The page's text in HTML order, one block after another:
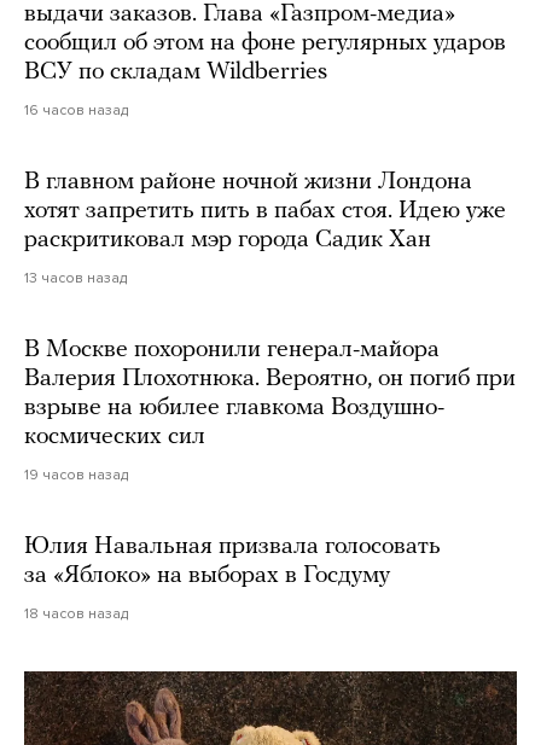
выдачи заказов. Глава «Газпром-медиа»
сообщил об этом на фоне регулярных ударов
ВСУ по складам Wildberries
16 часов назад
В главном районе ночной жизни Лондона
хотят запретить пить в пабах стоя. Идею уже
раскритиковал мэр города Садик Хан
13 часов назад
В Москве похоронили генерал-майора
Валерия Плохотнюка. Вероятно, он погиб при
взрыве на юбилее главкома Воздушно-
космических сил
19 часов назад
Юлия Навальная призвала голосовать
за «Яблоко» на выборах в Госдуму
18 часов назад